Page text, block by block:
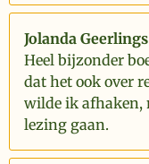
Jolanda Geerlings
Heel bijzonder
dat het ook over
wilde ik afhaken,
lezing gaan.